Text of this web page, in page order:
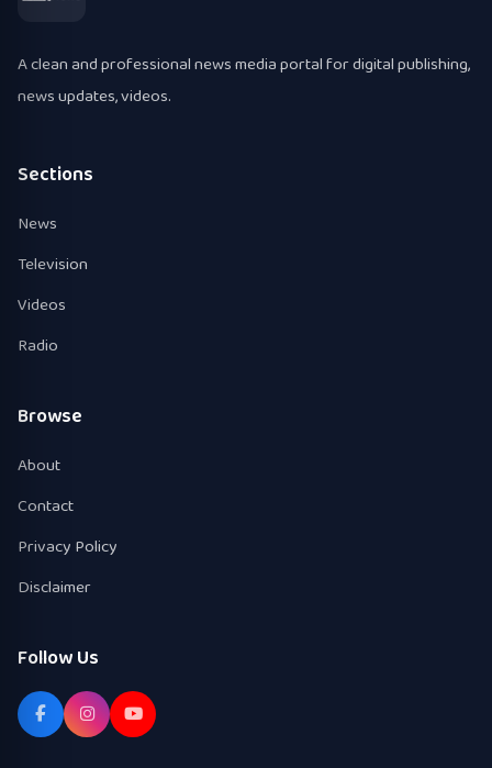
A clean and professional news media portal for digital publishing,
news updates, videos.
Sections
News
Television
Videos
Radio
Browse
About
Contact
Privacy Policy
Disclaimer
Follow Us